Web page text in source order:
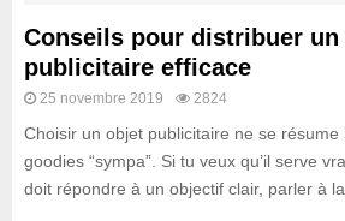
Conseils pour distribuer un
publicitaire efficace
25 novembre 2019 2824
Choisir un objet publicitaire ne se
goodies “sympa”. Si tu veux qu’il serve
doit répondre à un objectif clair, parler à la